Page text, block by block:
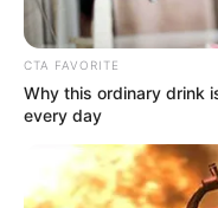
CTA FAVORITE
Why this ordinary drink
every day